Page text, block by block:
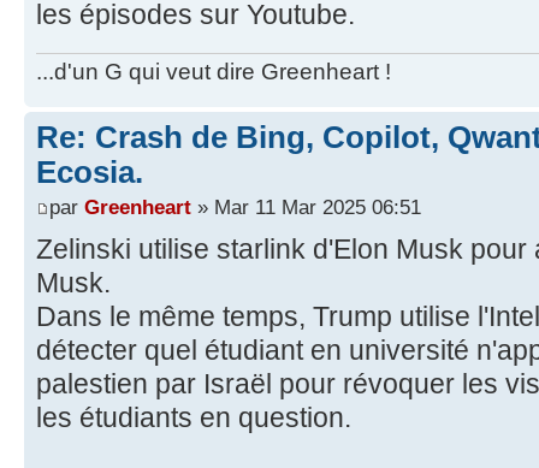
les épisodes sur Youtube.
...d'un G qui veut dire Greenheart !
Re: Crash de Bing, Copilot,
Ecosia.
par Greenheart » Mar 11 Mar 2025 06:51
Zelinski utilise starlink d'Elon Musk
Musk.
Dans le même temps, Trump utilise
détecter quel étudiant en université
palestien par Israël pour révoquer les
les étudiants en question.